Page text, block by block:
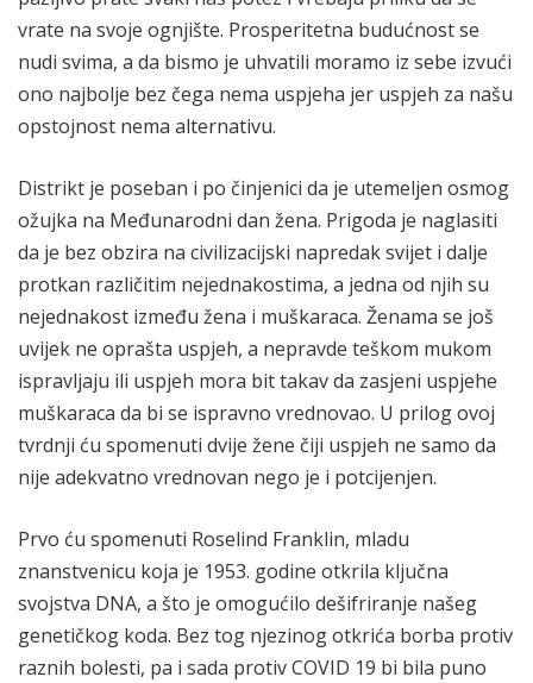
vrate na svoje ognjište. Prosperitetna budućnost se
nudi svima, a da bismo je uhvatili moramo iz sebe izvući
ono najbolje bez čega nema uspjeha jer uspjeh za našu
opstojnost nema alternativu.
Distrikt je poseban i po činjenici da je utemeljen osmog
ožujka na Međunarodni dan žena. Prigoda je naglasiti
da je bez obzira na civilizacijski napredak svijet i dalje
protkan različitim nejednakostima, a jedna od njih su
nejednakost između žena i muškaraca. Ženama se još
uvijek ne oprašta uspjeh, a nepravde teškom mukom
ispravljaju ili uspjeh mora bit takav da zasjeni uspjehe
muškaraca da bi se ispravno vrednovao. U prilog ovoj
tvrdnji ću spomenuti dvije žene čiji uspjeh ne samo da
nije adekvatno vrednovan nego je i potcijenjen.
Prvo ću spomenuti Roselind Franklin, mladu
znanstvenicu koja je 1953. godine otkrila ključna
svojstva DNA, a što je omogućilo dešifriranje našeg
genetičkog koda. Bez tog njezinog otkrića borba protiv
raznih bolesti, pa i sada protiv COVID 19 bi bila puno